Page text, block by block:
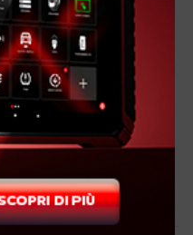
il discorso che su una
la garanzia da dare su
per ricevuta fiscale 24